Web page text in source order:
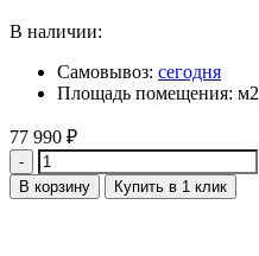
В наличии:
Самовывоз: сегодня
Площадь помещения: м2
77 990 ₽
Количество
В корзину Купить в 1 клик